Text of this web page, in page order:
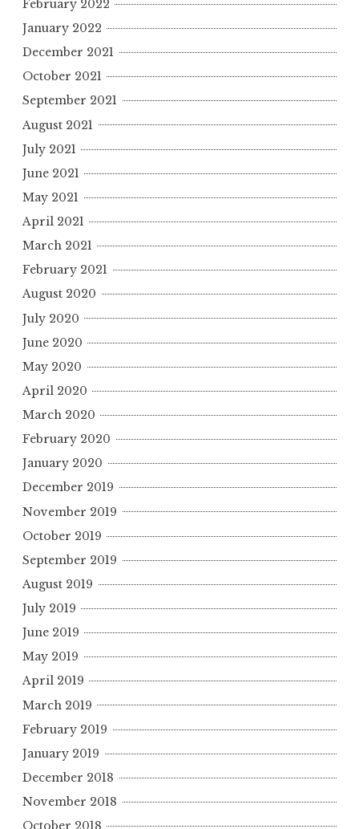
February 2022
January 2022
December 2021
October 2021
September 2021
August 2021
July 2021
June 2021
May 2021
April 2021
March 2021
February 2021
August 2020
July 2020
June 2020
May 2020
April 2020
March 2020
February 2020
January 2020
December 2019
November 2019
October 2019
September 2019
August 2019
July 2019
June 2019
May 2019
April 2019
March 2019
February 2019
January 2019
December 2018
November 2018
October 2018